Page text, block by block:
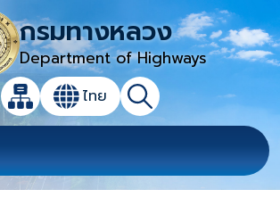
กรมทางหลวง
Department of Highways
แผนผังเว็บไซต์
เปลี่ยนภาษา
ไทย ค้นหา
เปิดกล่องค้นหาข้อมูลหลักของเว็บไซต์